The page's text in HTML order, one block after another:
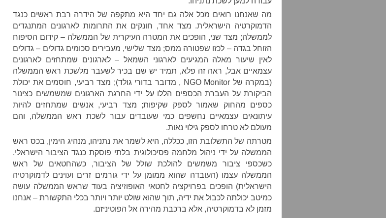
מה שאנחנו רואים מכל אלה גם יחד היא מתקפה של הידרה רבת ראשים כנגד
הדמוקרטיה הישראלית. מצד אחד, חונקים את התרומות לארגונים המתנגדים
לממשלה; מצד שני, הופכים את המטרה העיקרית של הממשלה – קידום הסיפוח
הזוחל בגדה – לכזו שפטורה ממס; מצד שלישי, מעבירים סכומים גדולים – גדולים
לאין שיעור מאלה המגיעים לארגוני השמאל – לארגונים שמתחזים לארגונים
עצמאיים אבל, ראה זה פלא, תמיד יש שם בכיר לשעבר מלשכת ראש הממשלה
(במקרה של NGO Monitor , מדובר בדורי גולד); מצד רביעי, חוסמים את יכולת
הביקורת על העברת הכספים הללו על ידי החרגת הארגונים שמשמשים כצינור
כספים מהחוק שאמור לספק שקיפות; מצד רביעי, אנשים שמתחזים להיות
עיתונאים עצמאיים נחשפים כמי שעובדים עבור לשכת ראש הממשלה, והם
מעולם לא טרחו לספק גילוי נאות.
מטרתה של התשלובת הזו, ככללה, היא לשמר את נתניהו, מנהיג הימין, בכס ראש
הממשלה על ידי ניהול מלחמה פסיכולוגית בלתי פוסקת כנגד הציבור הישראלי.
כשכספי ציבור משמשים להולכת שולל של הציבור, כשהחטאים של ראש
הממשלה עצמו (העובדה שהוא ממומן על ידי גורמים זרים ועוינים לדמוקרטיה
הישראלית) הופכים בפרויקציה לחטאי האופוזיציה בעוד שראש הממשלה עושה
כמיטב יכולתה לכבול את ידיה, תוך שהוא שולט יותר ויותר בכלי התקשורת – אנחנו
מזמן לא בדמוקרטיה, אלא ברכבת מהירה אל הפוטיניזם.